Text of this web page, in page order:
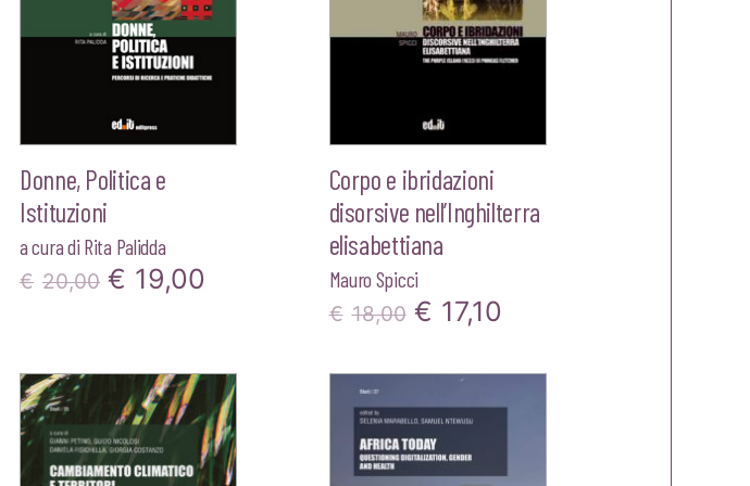
Donne, Politica e
Istituzioni
a cura di Rita Palidda
€ 20,00 Il
era:
€20,00.
€ 19,00
è:
€19,00.
Corpo e ibridazioni
disorsive nell’Inghilterra
elisabettiana
Mauro Spicci
€ 18,00 Il
originale
era:
€18,00.
€ 17,10
€17,10.